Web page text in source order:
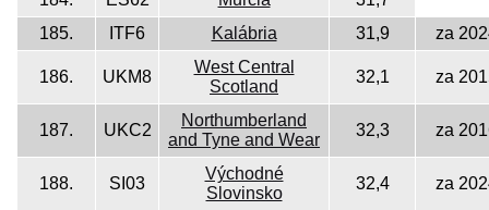
185.
ITF6 Kalábria 31,9 za
186. UKM8
West Central
Scotland
32,1 za
187. UKC2
Northumberland
and Tyne and Wear
32,3 za
188. SI03
Východné
Slovinsko
32,4 za